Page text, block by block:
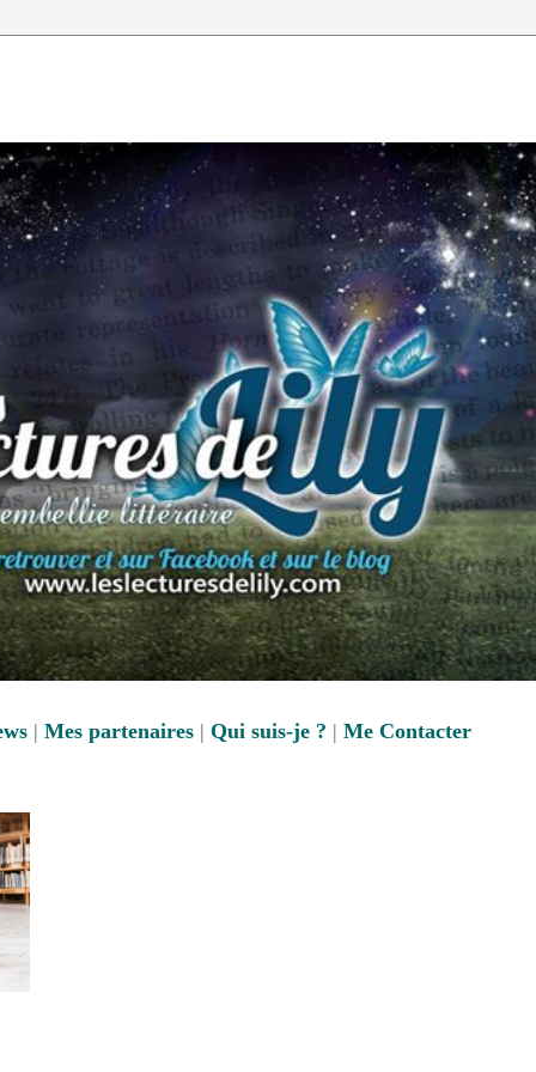
| Mes partenaires | Qui suis-je ? | Me Contacter